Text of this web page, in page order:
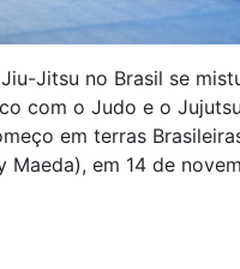
Jitsu no Brasil se
com o Judo e o
em terras
Maeda), em 14 de